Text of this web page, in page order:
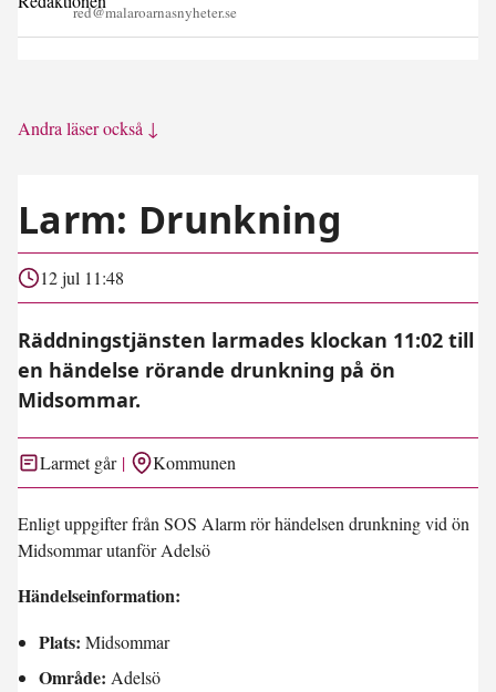
red@malaroarnasnyheter.se
Andra läser också ↓
Larm: Drunkning
12 jul 11:48
Räddningstjänsten larmades klockan 11:02 till
en händelse rörande drunkning på ön
Midsommar.
Larmet går Kommunen
Enligt uppgifter från SOS Alarm rör händelsen drunkning vid ön
Midsommar utanför Adelsö
Händelseinformation:
Plats: Midsommar
Område: Adelsö